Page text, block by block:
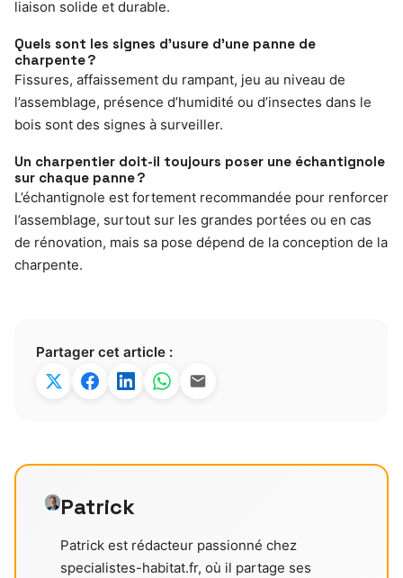
liaison solide et durable.
Quels sont les signes d’usure d’une panne de
charpente ?
Fissures, affaissement du rampant, jeu au niveau de
l’assemblage, présence d’humidité ou d’insectes dans le
bois sont des signes à surveiller.
Un charpentier doit-il toujours poser une échantignole
sur chaque panne ?
L’échantignole est fortement recommandée pour renforcer
l’assemblage, surtout sur les grandes portées ou en cas
de rénovation, mais sa pose dépend de la conception de la
charpente.
Partager cet article :
Patrick
Patrick est rédacteur passionné chez
specialistes-habitat.fr, où il partage ses